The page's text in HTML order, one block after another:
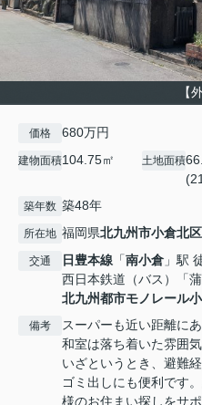
【
価格 680万円
建物面積104.75㎡ 土地面積
築年数 築48年
所在地 福岡県北九州市小倉北区
交通 日豊本線 「南小倉 」駅
西日本鉄道（バス）「
北九州都市モノレール
備考
スーパーも近い距離に
和室は落ち着いた雰囲
いざというとき、避難
ゴミ出しにも便利です
様のお住まい探しをサ